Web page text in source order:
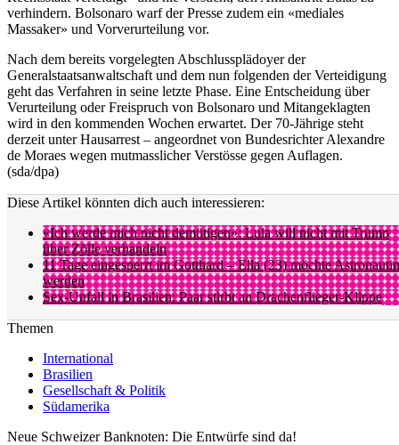
verhindern. Bolsonaro warf der Presse zudem ein «mediales
Massaker» und Vorverurteilung vor.
Nach dem bereits vorgelegten Abschlussplädoyer der
Generalstaatsanwaltschaft und dem nun folgenden der Verteidigung
geht das Verfahren in seine letzte Phase. Eine Entscheidung über
Verurteilung oder Freispruch von Bolsonaro und Mitangeklagten
wird in den kommenden Wochen erwartet. Der 70-Jährige steht
derzeit unter Hausarrest – angeordnet von Bundesrichter Alexandre
de Moraes wegen mutmasslicher Verstösse gegen Auflagen.
(sda/dpa)
Diese Artikel könnten dich auch interessieren:
«Ich werde mich nicht demütigen»: Lula will nicht mit Trump
über Zölle verhandeln
11 Tage eingesperrt im Gotthard – Ella (23) möchte Astronautin
werden
Sex-Unfall in Brasilien: Paar stirbt an Drachenflieger-Klippe
Themen
International
Brasilien
Gesellschaft & Politik
Südamerika
Neue Schweizer Banknoten: Die Entwürfe sind da!